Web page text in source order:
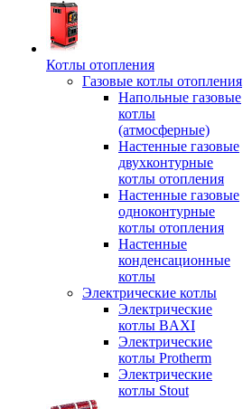
Котлы отопления
Газовые котлы отопления
Напольные газовые
котлы
(атмосферные)
Настенные газовые
двухконтурные
котлы отопления
Настенные газовые
одноконтурные
котлы отопления
Настенные
конденсационные
котлы
Электрические котлы
Электрические
котлы BAXI
Электрические
котлы Protherm
Электрические
котлы Stout